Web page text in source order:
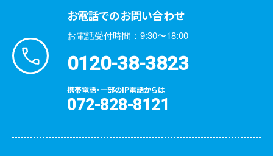
お電話でのお問い合わせ
お電話受付時間：9:30〜18:00
0120-38-3823
携帯電話・一部のIP電話からは
072-828-8121